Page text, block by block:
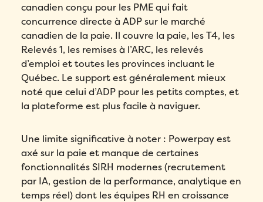
canadien conçu pour les PME qui fait
concurrence directe à ADP sur le marché
canadien de la paie. Il couvre la paie, les T4, les
Relevés 1, les remises à l’ARC, les relevés
d’emploi et toutes les provinces incluant le
Québec. Le support est généralement mieux
noté que celui d’ADP pour les petits comptes, et
la plateforme est plus facile à naviguer.
Une limite significative à noter : Powerpay est
axé sur la paie et manque de certaines
fonctionnalités SIRH modernes (recrutement
par IA, gestion de la performance, analytique en
temps réel) dont les équipes RH en croissance